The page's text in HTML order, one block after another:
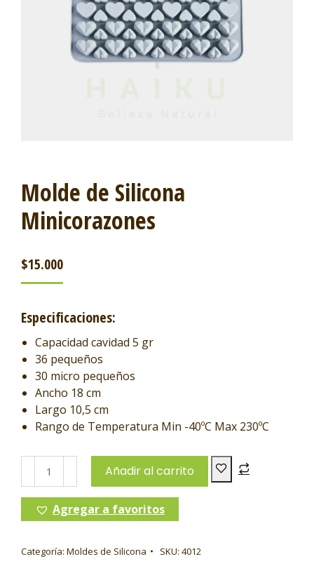
Molde de Silicona
Minicorazones
$15.000
Especificaciones:
Capacidad cavidad 5 gr
36 pequeños
30 micro pequeños
Ancho 18 cm
Largo 10,5 cm
Rango de Temperatura Min -40ºC Max 230ºC
Añadir al carrito
Agregar a favoritos
Categoría: Moldes de Silicona SKU: 4012